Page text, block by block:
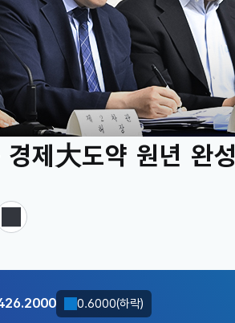
제大도약 원년 완성
정지
0.6000(하락)